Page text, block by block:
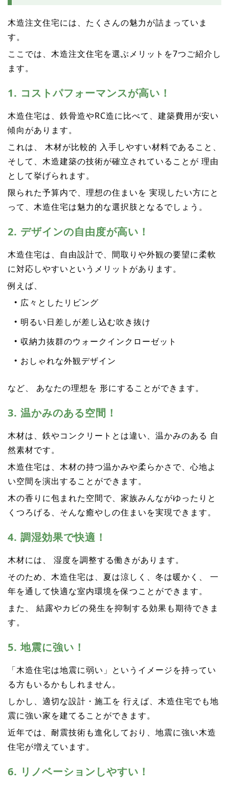
木造注文住宅には、たくさんの魅力が詰まっていま
す。
ここでは、木造注文住宅を選ぶメリットを7つご紹介し
ます。
1. コストパフォーマンスが高い！
木造住宅は、鉄骨造やRC造に比べて、建築費用が安い
傾向があります。
これは、 木材が比較的 入手しやすい材料であること、
そして、木造建築の技術が確立されていることが 理由
として挙げられます。
限られた予算内で、理想の住まいを 実現したい方にと
って、木造住宅は魅力的な選択肢となるでしょう。
2. デザインの自由度が高い！
木造住宅は、自由設計で、間取りや外観の要望に柔軟
に対応しやすいというメリットがあります。
例えば、
広々としたリビング
明るい日差しが差し込む吹き抜け
収納力抜群のウォークインクローゼット
おしゃれな外観デザイン
など、 あなたの理想を 形にすることができます。
3. 温かみのある空間！
木材は、鉄やコンクリートとは違い、温かみのある 自
然素材です。
木造住宅は、木材の持つ温かみや柔らかさで、心地よ
い空間を演出することができます。
木の香りに包まれた空間で、家族みんながゆったりと
くつろげる、そんな癒やしの住まいを実現できます。
4. 調湿効果で快適！
木材には、 湿度を調整する働きがあります。
そのため、木造住宅は、夏は涼しく、冬は暖かく、 一
年を通して快適な室内環境を保つことができます。
また、 結露やカビの発生を抑制する効果も期待できま
す。
5. 地震に強い！
「木造住宅は地震に弱い」というイメージを持ってい
る方もいるかもしれません。
しかし、適切な設計・施工を 行えば、木造住宅でも地
震に強い家を建てることができます。
近年では、耐震技術も進化しており、地震に強い木造
住宅が増えています。
6. リノベーションしやすい！